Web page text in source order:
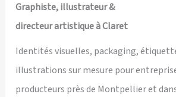
Graphiste, illustrateur &
directeur artistique à Claret
Identités visuelles, packaging,
illustrations sur mesure pour
producteurs près de Montpellier et